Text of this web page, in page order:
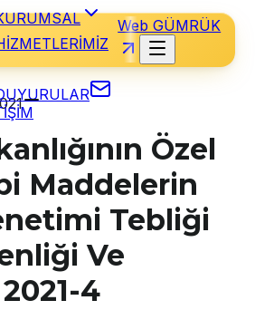
Web GÜMRÜK
Özel
Maddelerin
Tebliği
Ve
4